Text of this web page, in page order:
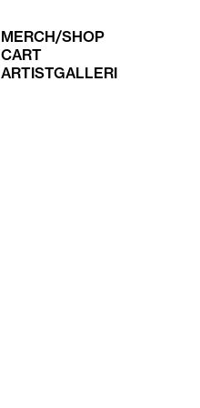
MERCH/SHOP
CART
ARTISTGALLERI